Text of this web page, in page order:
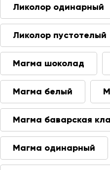
Ликолор одинарный
Ликолор пустотелый
Магма шоколад
Магма белый
Магма баварская
Магма одинарный